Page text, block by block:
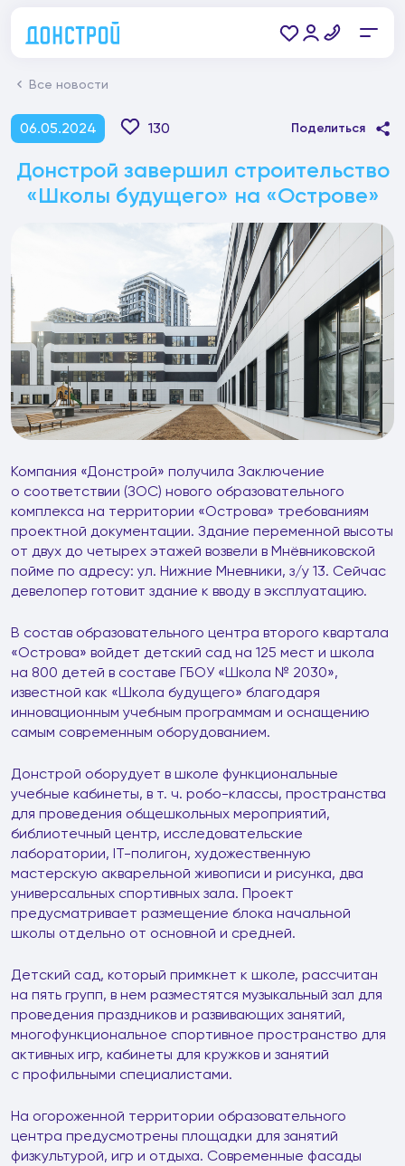
Все новости
06.05.2024 130 Поделиться
Донстрой завершил строительство
«Школы будущего» на «Острове»
Компания «Донстрой» получила Заключение
о соответствии (ЗОС) нового образовательного
комплекса на территории «Острова» требованиям
проектной документации. Здание переменной высоты
от двух до четырех этажей возвели в Мнёвниковской
пойме по адресу: ул. Нижние Мневники, з/у 13. Сейчас
девелопер готовит здание к вводу в эксплуатацию.
В состав образовательного центра второго квартала
«Острова» войдет детский сад на 125 мест и школа
на 800 детей в составе ГБОУ «Школа № 2030»,
известной как «Школа будущего» благодаря
инновационным учебным программам и оснащению
самым современным оборудованием.
Донстрой оборудует в школе функциональные
учебные кабинеты, в т. ч. робо-классы, пространства
для проведения общешкольных мероприятий,
библиотечный центр, исследовательские
лаборатории, IT-полигон, художественную
мастерскую акварельной живописи и рисунка, два
универсальных спортивных зала. Проект
предусматривает размещение блока начальной
школы отдельно от основной и средней.
Детский сад, который примкнет к школе, рассчитан
на пять групп, в нем разместятся музыкальный зал для
проведения праздников и развивающих занятий,
многофункциональное спортивное пространство для
активных игр, кабинеты для кружков и занятий
с профильными специалистами.
На огороженной территории образовательного
центра предусмотрены площадки для занятий
физкультурой, игр и отдыха. Современные фасады